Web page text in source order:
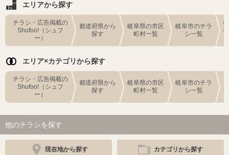
エリアから探す
チラシ・広告掲載の
Shufoo!（シュフ
ー）
都道府県から
探す
岐阜県の市区
町村一覧
岐阜市のチラ
シ一覧
エリア×カテゴリから探す
チラシ・広告掲載の
Shufoo!（シュフ
ー）
都道府県から
探す
岐阜県の市区
町村一覧
岐阜市のチラ
シ一覧
他のチラシを探す
現在地から探す カテゴリから探す